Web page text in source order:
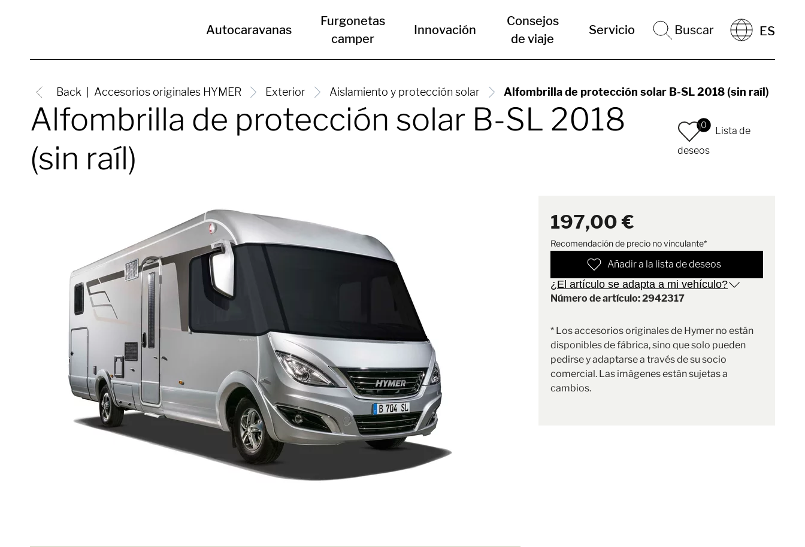
Autocaravanas
Furgonetas
camper
Innovación
Consejos
de viaje
Servicio Buscar ES
Back Accesorios originales HYMER Exterior Aislamiento y protección solar Alfombrilla de protección solar B-SL 2018 (sin raíl)
Alfombrilla de protección solar B-SL 2018
(sin raíl)
0
Lista de
deseos
197,00 €
Recomendación de precio no vinculante*
Añadir a la lista de deseos
¿El artículo se adapta a mi vehículo?
Número de artículo: 2942317
* Los accesorios originales de Hymer no están
disponibles de fábrica, sino que solo pueden
pedirse y adaptarse a través de su socio
comercial. Las imágenes están sujetas a
cambios.